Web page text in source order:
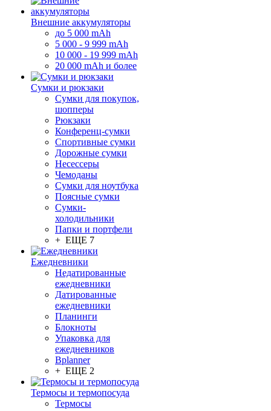
Внешние аккумуляторы
до 5 000 mAh
5 000 - 9 999 mAh
10 000 - 19 999 mAh
20 000 mAh и более
Сумки и рюкзаки
Сумки для покупок,
шопперы
Рюкзаки
Конференц-сумки
Спортивные сумки
Дорожные сумки
Несессеры
Чемоданы
Сумки для ноутбука
Поясные сумки
Сумки-
холодильники
Папки и портфели
+ ЕЩЕ 7
Ежедневники
Недатированные
ежедневники
Датированные
ежедневники
Планинги
Блокноты
Упаковка для
ежедневников
Bplanner
+ ЕЩЕ 2
Термосы и термопосуда
Термосы